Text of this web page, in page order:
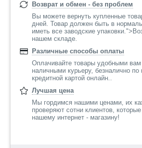
Возврат и обмен - без проблем
Вы можете вернуть купленные
дней. Товар должен быть в
иметь все заводские
нашем складе.
Различные способы оплаты
Оплачивайте товары удобными
наличными курьеру, безналично по
кредитной картой онлайн..
Лучшая цена
Мы гордимся нашими ценами, их
проверяют сотни клиентов,
нашему интернет - магазину!